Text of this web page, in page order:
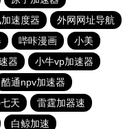
速度器
外网网址导航
哔咔漫画
小美
器
小牛vp加速器
酷通npv加速器
天
雷霆加器速
白鲸加速